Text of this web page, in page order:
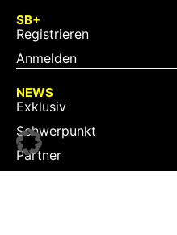
SB+
Registrieren
Anmelden
NEWS
Exklusiv
Schwerpunkt
Partner